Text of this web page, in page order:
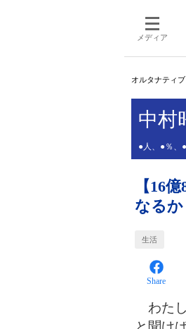
メディア
オルタナティ
中村
●人、●％、
【16
なるか
生活
Share
わたし